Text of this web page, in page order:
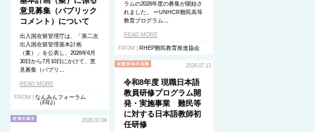
ラムの2026年度の募集が開始さ
れました。 ーUNHCR難民高等
教育プログラム…
READ MORE
FROM | RHEP難民教育推進協会
意見募集（パブリック
コメント）について
出入国在留管理庁は、「第二次
出入国在留管理基本計画
（案）」を公表し、2026年6月
30日から7月10日にかけて、意
見募集（パブリ…
READ MORE
FROM | なんみんフォーラム
（FRJ）
2026.07.13
令和8年度 現職日本語
教員研修プログラム開
発・実施事業 難民等
に対する日本語教師初
任研修
2026.07.06